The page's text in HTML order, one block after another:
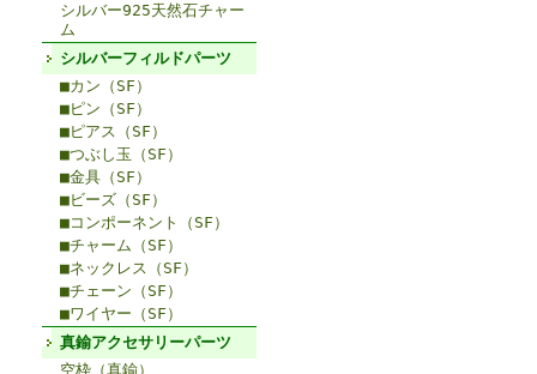
シルバー925天然石チャー
ム
シルバーフィルドパーツ
■カン（SF）
■ピン（SF）
■ピアス（SF）
■つぶし玉（SF）
■金具（SF）
■ビーズ（SF）
■コンポーネント（SF）
■チャーム（SF）
■ネックレス（SF）
■チェーン（SF）
■ワイヤー（SF）
真鍮アクセサリーパーツ
空枠（真鍮）